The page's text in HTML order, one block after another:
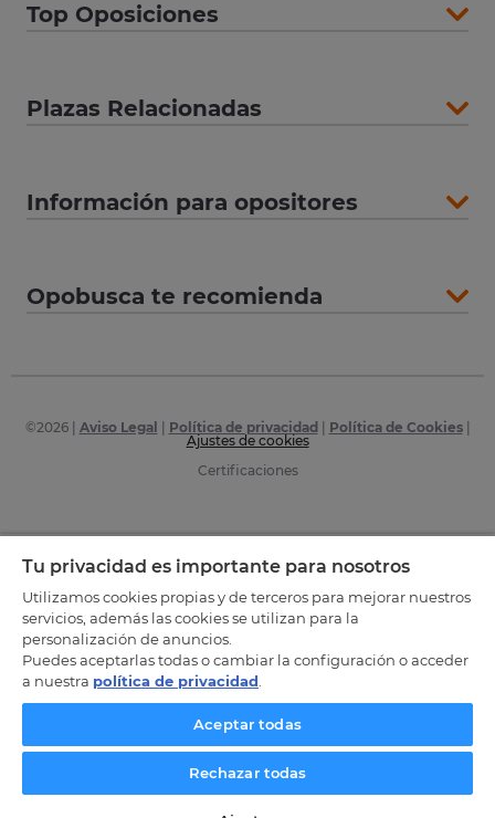
Top Oposiciones
Plazas Relacionadas
Información para opositores
Opobusca te recomienda
©2026| Aviso Legal Política de privacidad Política de Cookies|
Ajustes de cookies
Certificaciones
Tu privacidad es importante para nosotros
Utilizamos cookies propias y de terceros para mejorar nuestros
servicios, además las cookies se utilizan para la
personalización de anuncios.
Puedes aceptarlas todas o cambiar la configuración o acceder
a nuestra política de privacidad
Aceptar todas
Rechazar todas